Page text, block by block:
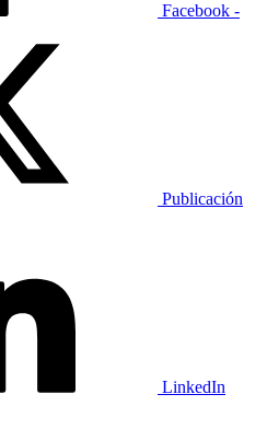
Facebook -
Publicación
LinkedIn